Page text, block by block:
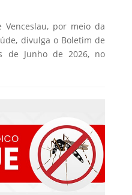
Venceslau, por meio da
divulga o Boletim de
de Junho de 2026, no